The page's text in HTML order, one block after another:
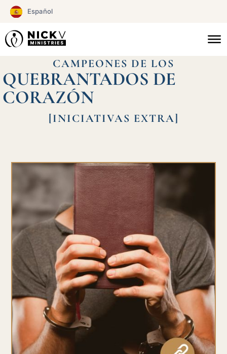
Español
contenido
CAMPEONES DE LOS
QUEBRANTADOS DE
CORAZÓN
[INICIATIVAS EXTRA]